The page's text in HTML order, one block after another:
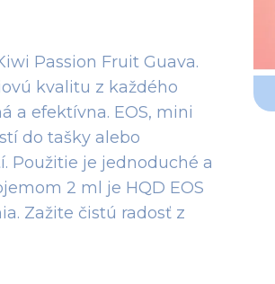
Passion Fruit Guava.
kvalitu z každého
a efektívna. EOS, mini
do tašky alebo
Použitie je jednoduché a
2 ml je HQD EOS
Zažite čistú radosť z